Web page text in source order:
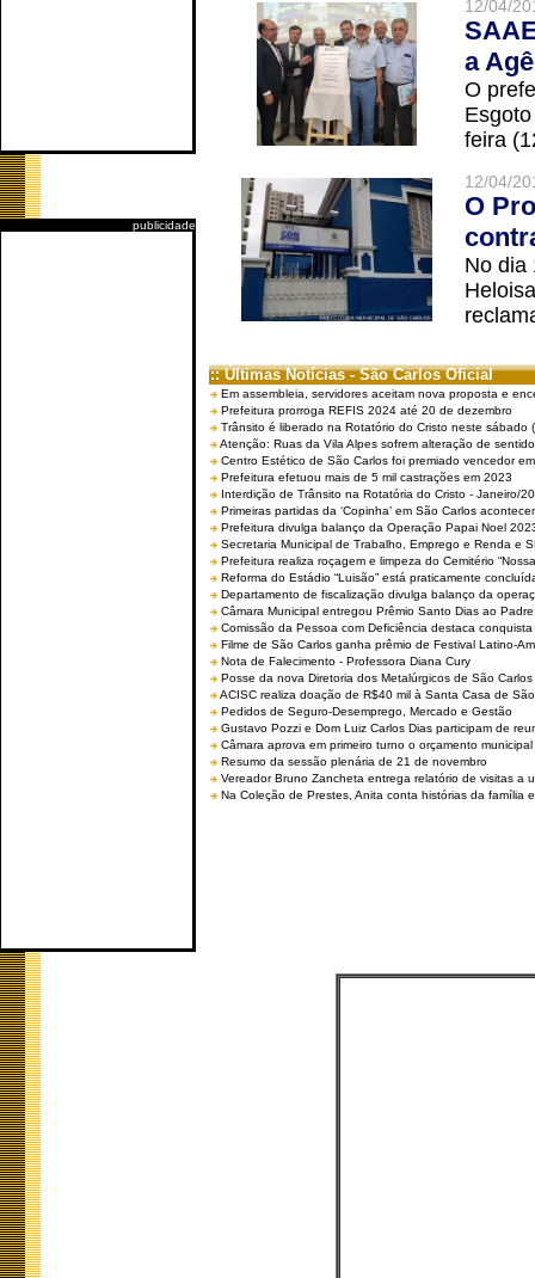
publicidade
12/04/
a
O
feira
12/04/
O
No dia
:: Últimas Notícias - São Carlos Oficial
Em assembleia, servidores aceitam nova proposta e
Prefeitura prorroga REFIS 2024 até 20 de dezembro
Trânsito é liberado na Rotatório do Cristo neste sábado
Atenção: Ruas da Vila Alpes sofrem alteração de
Centro Estético de São Carlos foi premiado vencedor
Prefeitura efetuou mais de 5 mil castrações em 2023
Interdição de Trânsito na Rotatória do Cristo - Janeiro/
Primeiras partidas da ‘Copinha’ em São Carlos
Prefeitura divulga balanço da Operação Papai Noel
Secretaria Municipal de Trabalho, Emprego e Renda e
Prefeitura realiza roçagem e limpeza do Cemitério
Reforma do Estádio “Luisão” está praticamente
Departamento de fiscalização divulga balanço da
Câmara Municipal entregou Prêmio Santo Dias ao
Comissão da Pessoa com Deficiência destaca
Filme de São Carlos ganha prêmio de Festival Latino-
Nota de Falecimento - Professora Diana Cury
Posse da nova Diretoria dos Metalúrgicos de São
ACISC realiza doação de R$40 mil à Santa Casa de
Pedidos de Seguro-Desemprego, Mercado e Gestão
Gustavo Pozzi e Dom Luiz Carlos Dias participam de
Câmara aprova em primeiro turno o orçamento
Resumo da sessão plenária de 21 de novembro
Vereador Bruno Zancheta entrega relatório de visitas a
Na Coleção de Prestes, Anita conta histórias da família